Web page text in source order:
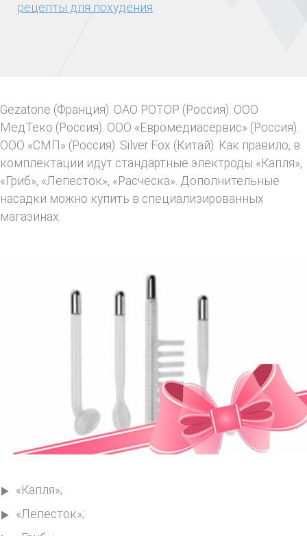
рецепты для похудения
Gezatone (Франция). ОАО РОТОР (Россия). ООО
МедТеко (Россия). ООО «Евромедиасервис» (Россия).
ООО «СМП» (Россия). Silver Fox (Китай). Как правило, в
комплектации идут стандартные электроды «Капля»,
«Гриб», «Лепесток», «Расческа». Дополнительные
насадки можно купить в специализированных
магазинах:
«Капля»;
«Лепесток»;